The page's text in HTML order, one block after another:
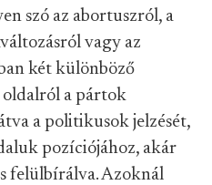
szó az abortuszról, a
vagy az
két különböző
a pártok
a politikusok jelzését,
pozíciójához, akár
felülbírálva. Azoknál